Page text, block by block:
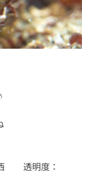
透明度：